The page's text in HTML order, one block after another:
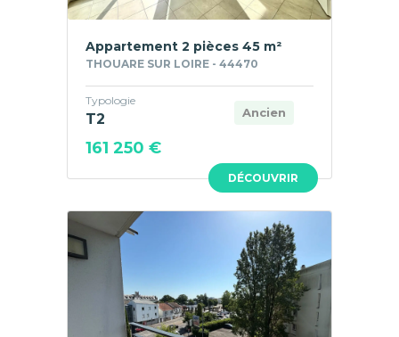
DÉCOUVRIR
Appartement 2 pièces 45 m²
THOUARE SUR LOIRE - 44470
Ancien
Typologie
T2
161 250 €